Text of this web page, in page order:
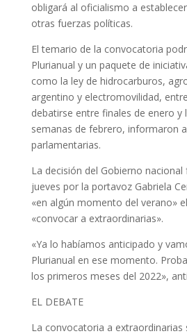
obligará al oficialismo a
otras fuerzas políticas.
El temario de la convocatoria
Plurianual y un paquete de
como la ley de hidrocarburos,
argentino y electromovilidad,
debatirse entre finales de enero y
semanas de febrero, informaron
parlamentarias.
La decisión del Gobierno
jueves por la portavoz Gabriela
«en algún momento del verano»
«convocar a extraordinarias».
«Ya lo habíamos anticipado y
Plurianual en ese momento.
los primeros meses del 2022»,
EL DEBATE
La convocatoria a extraordinarias